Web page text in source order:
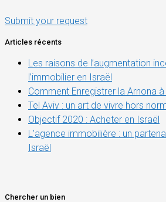
Submit your request
Articles récents
Les raisons de l’augmentation
l’immobilier en Israël
Comment Enregistrer la Arnona à
Tel Aviv : un art de vivre hors
Objectif 2020 : Acheter en Israël
L’agence immobilière : un
Israël
Chercher un bien